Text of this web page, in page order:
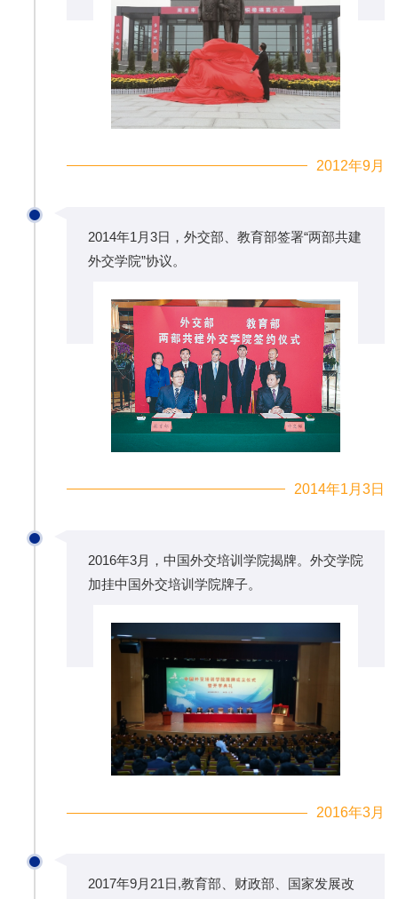
2012年9月
2014年1月3日，外交部、教育部签署“两部共建
外交学院”协议。
2014年1月3日
2016年3月，中国外交培训学院揭牌。外交学院
加挂中国外交培训学院牌子。
2016年3月
2017年9月21日,教育部、财政部、国家发展改